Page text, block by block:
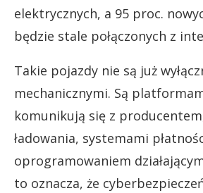
elektrycznych, a 95 proc.
będzie stale połączonych z
Takie pojazdy nie są już
mechanicznymi. Są
komunikują się z
ładowania, systemami
oprogramowaniem
to oznacza, że